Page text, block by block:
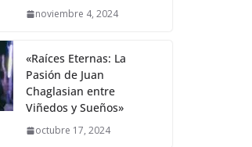
noviembre 4, 2024
«Raíces Eternas: La
Pasión de Juan
Chaglasian entre
Viñedos y Sueños»
octubre 17, 2024